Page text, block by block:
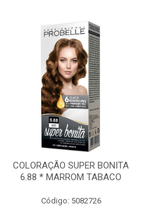
COLORAÇÃO SUPER BONITA
6.88 * MARROM TABACO
Código: 5082726